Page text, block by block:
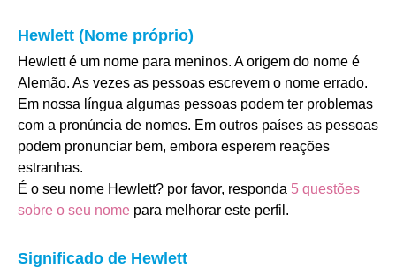
Hewlett (Nome próprio)
Hewlett é um nome para meninos. A origem do nome é
Alemão. As vezes as pessoas escrevem o nome errado.
Em nossa língua algumas pessoas podem ter problemas
com a pronúncia de nomes. Em outros países as pessoas
podem pronunciar bem, embora esperem reações
estranhas.
É o seu nome Hewlett? por favor, responda 5 questões
sobre o seu nome para melhorar este perfil.
Significado de Hewlett